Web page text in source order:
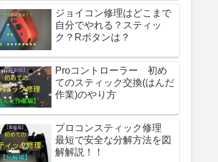
ジョイコン修理はどこまで
自分でやれる？スティッ
ク？Rボタンは？
Proコントローラー 初め
てのスティック交換(はんだ
作業)のやり方
プロコンスティック修理
最短で安全な分解方法を図
解解説！！